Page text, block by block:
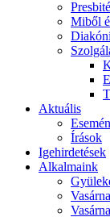
Miből
Aktuális
Írások
Igehirdetések
Alkalmaink